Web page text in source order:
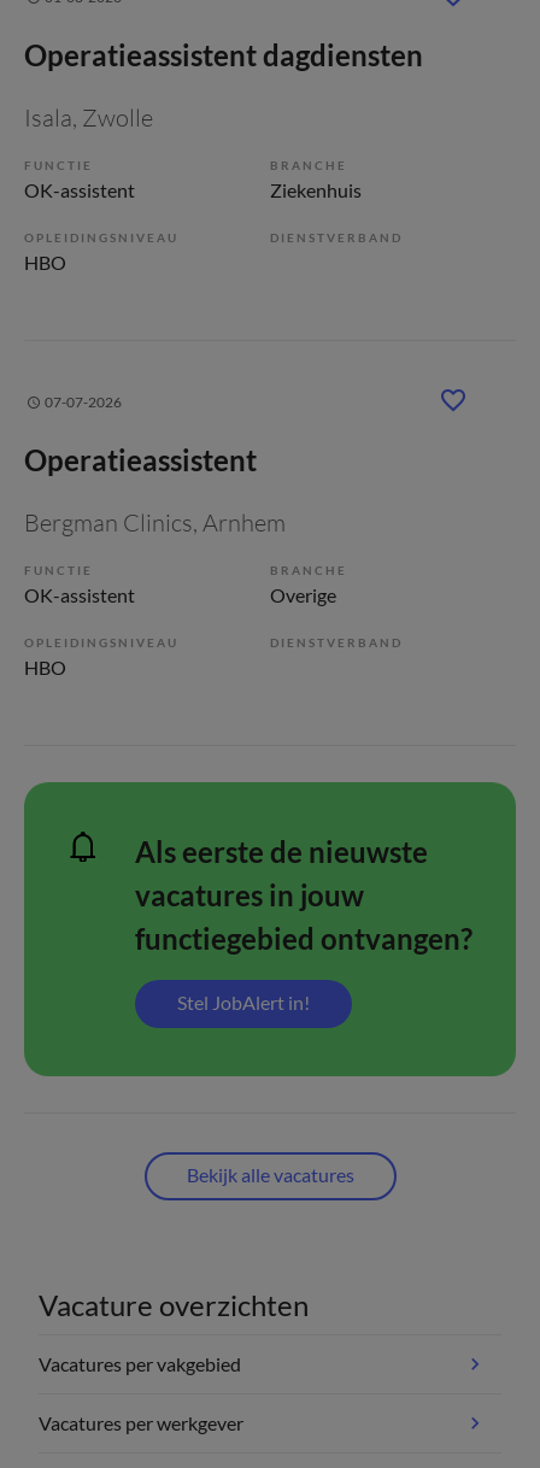
Operatieassistent dagdiensten
Isala, Zwolle
FUNCTIE
OK-assistent
BRANCHE
Ziekenhuis
OPLEIDINGSNIVEAU
HBO
DIENSTVERBAND
07-07-2026
Operatieassistent
Bergman Clinics, Arnhem
FUNCTIE
OK-assistent
BRANCHE
Overige
OPLEIDINGSNIVEAU
HBO
DIENSTVERBAND
Als eerste de nieuwste
vacatures in jouw
functiegebied ontvangen?
Stel JobAlert in!
Bekijk alle vacatures
Vacature overzichten
Vacatures per vakgebied
Vacatures per werkgever